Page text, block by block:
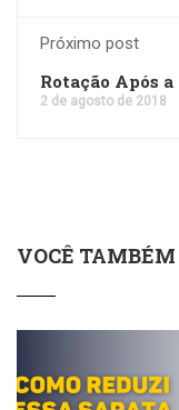
Próximo post
Rotação Após
2 de agosto de 2018
VOCÊ TAMBÉM